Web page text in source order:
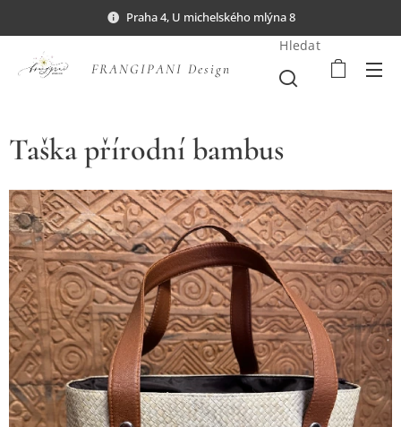
Praha 4, U michelského mlýna 8
FRANGIPANI Design
Hledat
Taška přírodní bambus